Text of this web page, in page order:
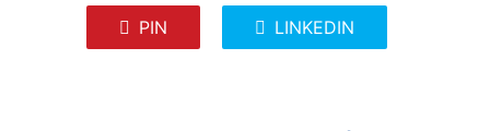
PIN LINKEDIN